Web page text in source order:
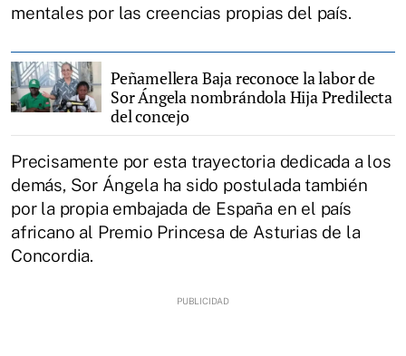
mentales por las creencias propias del país.
Peñamellera Baja reconoce la labor de
Sor Ángela nombrándola Hija Predilecta
del concejo
Precisamente por esta trayectoria dedicada a los
demás, Sor Ángela ha sido postulada también
por la propia embajada de España en el país
africano al Premio Princesa de Asturias de la
Concordia.